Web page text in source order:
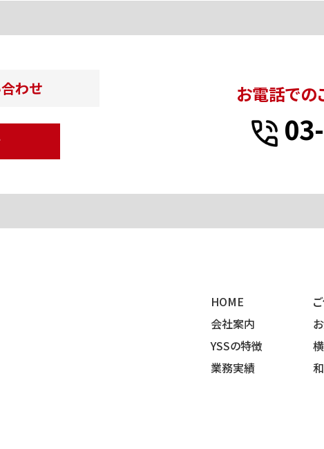
わせ お電話での
HOME
会社案内
YSSの特徴
業務実績